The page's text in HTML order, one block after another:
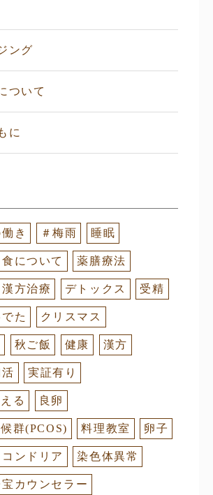
ング
ついて
に
き ＃梅雨 睡眠
食について 薬膳療法
漢方治療 デトックス 受精
た クリスマス
秋ご飯 健康 漢方
実証有り
る 良卵
群(PCOS) 料理教室 卵子
コンドリア 染色体異常
カウンセラー